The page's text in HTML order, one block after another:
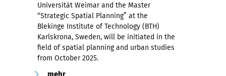
Universität Weimar and the Master
“Strategic Spatial Planning” at the
Blekinge Institute of Technology (BTH)
Karlskrona, Sweden, will be initiated in the
field of spatial planning and urban studies
from October 2025.
mehr